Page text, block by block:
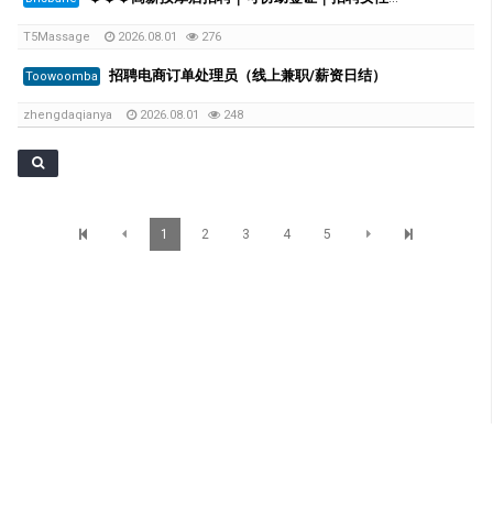
T5Massage 2026.08.01 276
Toowoomba 招聘电商订单处理员（线上兼职/薪资日结）
zhengdaqianya 2026.08.01 248
1 2 3 4 5